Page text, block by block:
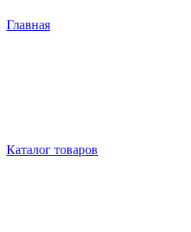
Главная
Каталог товаров